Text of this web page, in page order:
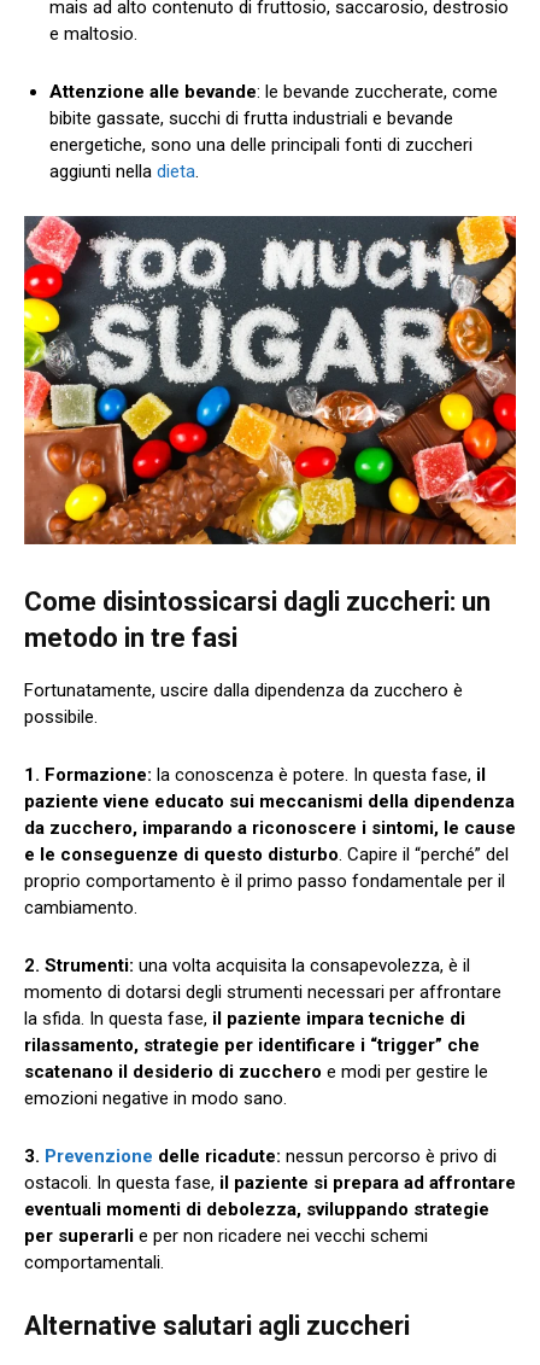
mais ad alto contenuto di fruttosio, saccarosio, destrosio
e maltosio.
Attenzione alle bevande: le bevande zuccherate, come
bibite gassate, succhi di frutta industriali e bevande
energetiche, sono una delle principali fonti di zuccheri
aggiunti nella dieta.
Come disintossicarsi dagli zuccheri: un
metodo in tre fasi
Fortunatamente, uscire dalla dipendenza da zucchero è
possibile.
1. Formazione: la conoscenza è potere. In questa fase, il
paziente viene educato sui meccanismi della dipendenza
da zucchero, imparando a riconoscere i sintomi, le cause
e le conseguenze di questo disturbo. Capire il “perché” del
proprio comportamento è il primo passo fondamentale per il
cambiamento.
2. Strumenti: una volta acquisita la consapevolezza, è il
momento di dotarsi degli strumenti necessari per affrontare
la sfida. In questa fase, il paziente impara tecniche di
rilassamento, strategie per identificare i “trigger” che
scatenano il desiderio di zucchero e modi per gestire le
emozioni negative in modo sano.
3. Prevenzione delle ricadute: nessun percorso è privo di
ostacoli. In questa fase, il paziente si prepara ad affrontare
eventuali momenti di debolezza, sviluppando strategie
per superarli e per non ricadere nei vecchi schemi
comportamentali.
Alternative salutari agli zuccheri